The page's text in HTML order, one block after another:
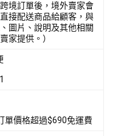
跨境訂單後，境外賣家會
接配送商品給顧客，與
圖片、說明及其他相關
家提供。）
單價格超過$690免運費